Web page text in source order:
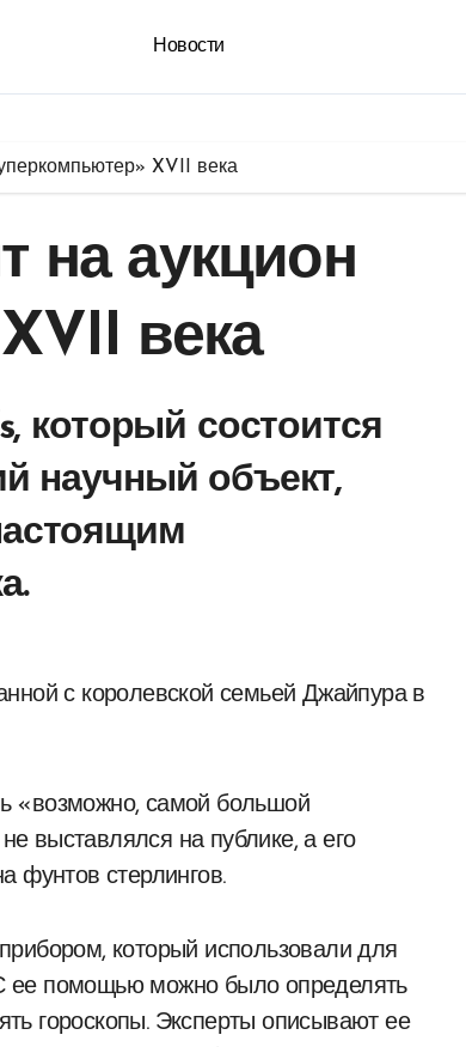
Новости
XVII века
на аукцион
века
который состоится
научный объект,
«возможно, самой большой
выставлялся на публике, а его
фунтов стерлингов.
который использовали для
ее помощью можно было определять
гороскопы. Эксперты описывают ее